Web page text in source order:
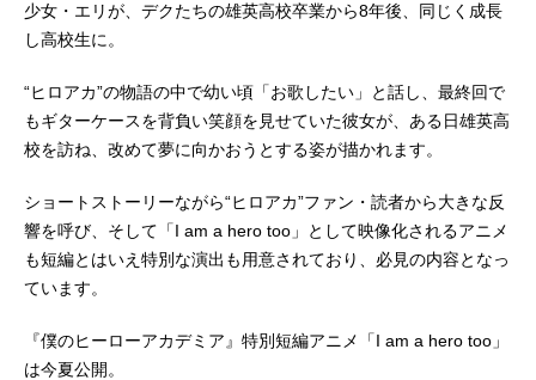
少女・エリが、デクたちの雄英高校卒業から8年後、同じく成長
し高校生に。
“ヒロアカ”の物語の中で幼い頃「お歌したい」と話し、最終回で
もギターケースを背負い笑顔を見せていた彼女が、ある日雄英高
校を訪ね、改めて夢に向かおうとする姿が描かれます。
ショートストーリーながら“ヒロアカ”ファン・読者から大きな反
響を呼び、そして「I am a hero too」として映像化されるアニメ
も短編とはいえ特別な演出も用意されており、必見の内容となっ
ています。
『僕のヒーローアカデミア』特別短編アニメ「I am a hero too」
は今夏公開。